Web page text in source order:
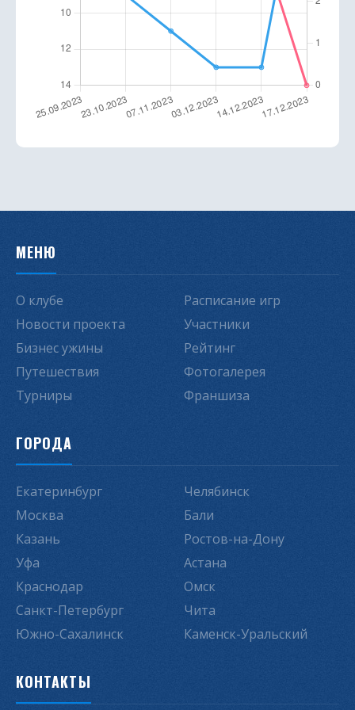
МЕНЮ
О клубе
Новости проекта
Бизнес ужины
Путешествия
Турниры
Расписание игр
Участники
Рейтинг
Фотогалерея
Франшиза
ГОРОДА
Екатеринбург
Москва
Казань
Уфа
Краснодар
Санкт-Петербург
Южно-Сахалинск
Челябинск
Бали
Ростов-на-Дону
Астана
Омск
Чита
Каменск-Уральский
КОНТАКТЫ